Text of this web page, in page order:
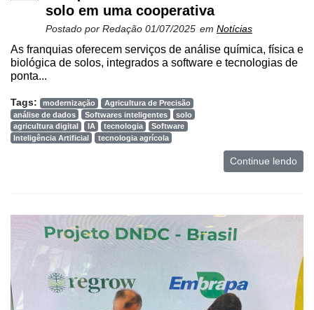
solo em uma cooperativa
Postado por Redação 01/07/2025 em Notícias
As franquias oferecem serviços de análise química, física e
biológica de solos, integrados a software e tecnologias de
ponta...
Tags: modernização
Agricultura de Precisão
análise de dados
Softwares inteligentes
solo
agricultura digital
IA tecnologia
Software
Inteligência Artificial
tecnologia agrícola
Continue lendo